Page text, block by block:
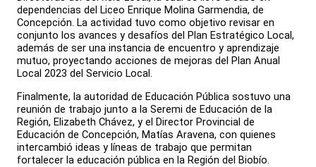
dependencias del Liceo Enrique Molina Garmendia, de
Concepción. La actividad tuvo como objetivo revisar en
conjunto los avances y desafíos del Plan Estratégico Local,
además de ser una instancia de encuentro y aprendizaje
mutuo, proyectando acciones de mejoras del Plan Anual
Local 2023 del Servicio Local.
Finalmente, la autoridad de Educación Pública sostuvo una
reunión de trabajo junto a la Seremi de Educación de la
Región, Elizabeth Chávez, y el Director Provincial de
Educación de Concepción, Matías Aravena, con quienes
intercambió ideas y líneas de trabajo que permitan
fortalecer la educación pública en la Región del Biobío.